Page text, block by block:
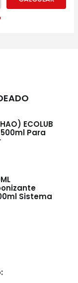
ECOLUB
Para
Sistema